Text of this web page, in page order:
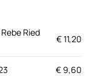
Ried
€ 11,20
€ 9,60